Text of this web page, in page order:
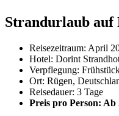
Strandurlaub auf
Reisezeitraum: April
Hotel: Dorint
Verpflegung:
Ort: Rügen,
Reisedauer: 3 Tage
Preis pro Person: Ab